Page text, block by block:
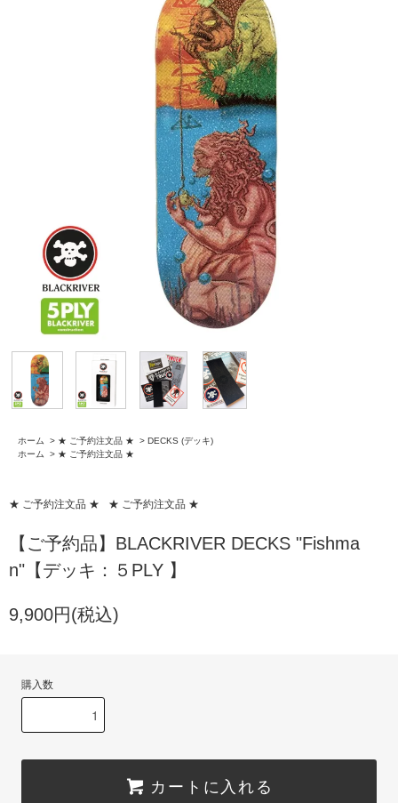
ホーム > ★ ご予約注文品 ★ > DECKS (デッキ)
ホーム
> ★ ご予約注文品 ★
★ ご予約注文品 ★ ★ ご予約注文品 ★
【ご予約品】BLACKRIVER DECKS "Fishma
n"【デッキ：５PLY 】
9,900円(税込)
購入数
カートに入れる